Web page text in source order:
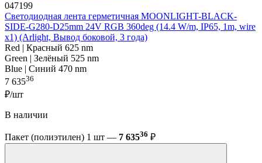
047199
Светодиодная лента герметичная MOONLIGHT-BLACK-
SIDE-G280-D25mm 24V RGB 360deg (14.4 W/m, IP65, 1m, wire
x1) (Arlight, Вывод боковой, 3 года)
Red | Красный 625 nm
Green | Зелёный 525 nm
Blue | Синий 470 nm
7 63536
₽/шт
В наличии
Пакет (полиэтилен) 1 шт — 7 63536 ₽